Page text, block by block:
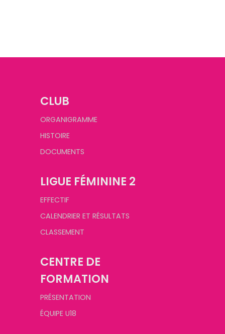
CLUB
ORGANIGRAMME
HISTOIRE
DOCUMENTS
LIGUE FÉMININE 2
EFFECTIF
CALENDRIER ET RÉSULTATS
CLASSEMENT
CENTRE DE
FORMATION
PRÉSENTATION
ÉQUIPE U18